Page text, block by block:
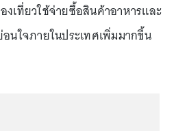
งเที่ยวใช้จ่ายซื้อสินค้าอาหารและ
นใจภายในประเทศเพิ่มมากขึ้น